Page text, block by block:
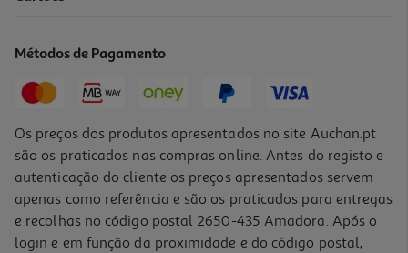
19,99 € PVP de editor
-10%
Métodos de Pagamento
Os preços dos produtos apresentados no site Auchan.pt
são os praticados nas compras online. Antes do registo e
autenticação do cliente os preços apresentados servem
apenas como referência e são os praticados para entregas
e recolhas no código postal 2650-435 Amadora. Após o
login e em função da proximidade e do código postal,